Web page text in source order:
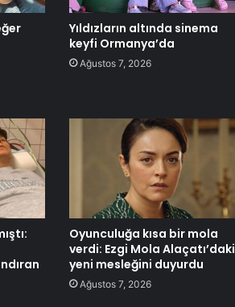
Yıldızların altında sinema
keyfi Ormanya’da
Ağustos 7, 2026
Oyunculuğa kısa bir mola
verdi: Ezgi Mola Alaçatı’daki
yeni mesleğini duyurdu
Ağustos 7, 2026